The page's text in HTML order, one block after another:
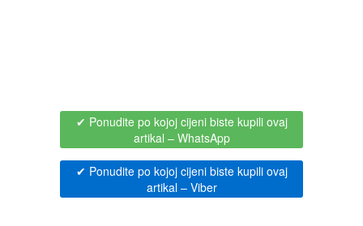
DRAMA
DRUSTVENA IGRA
100% PRIRODNO
✔ Ponudite po kojoj cijeni biste kupili ovaj
artikal – WhatsApp
✔ Ponudite po kojoj cijeni biste kupili ovaj
artikal– Viber